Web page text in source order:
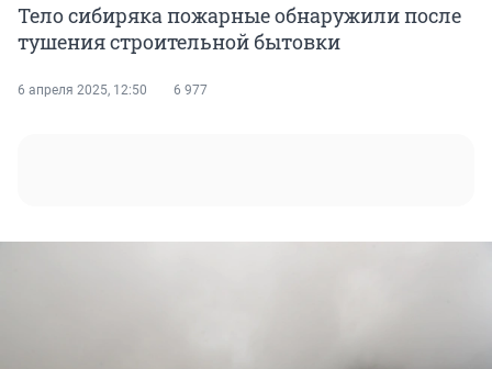
Тело сибиряка пожарные обнаружили после
тушения строительной бытовки
6 апреля 2025, 12:50 6 977